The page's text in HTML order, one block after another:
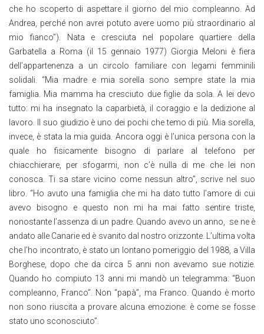
che ho scoperto di aspettare il giorno del mio compleanno. Ad
Andrea, perché non avrei potuto avere uomo più straordinario al
mio fianco”). Nata e cresciuta nel popolare quartiere della
Garbatella a Roma (il 15 gennaio 1977) Giorgia Meloni è fiera
dell’appartenenza a un circolo familiare con legami femminili
solidali. “Mia madre e mia sorella sono sempre state la mia
famiglia. Mia mamma ha cresciuto due figlie da sola. A lei devo
tutto: mi ha insegnato la caparbietà, il coraggio e la dedizione al
lavoro. Il suo giudizio è uno dei pochi che temo di più. Mia sorella,
invece, è stata la mia guida. Ancora oggi è l’unica persona con la
quale ho fisicamente bisogno di parlare al telefono per
chiacchierare, per sfogarmi, non c’è nulla di me che lei non
conosca. Ti sa stare vicino come nessun altro”, scrive nel suo
libro. “Ho avuto una famiglia che mi ha dato tutto l’amore di cui
avevo bisogno e questo non mi ha mai fatto sentire triste,
nonostante l’assenza di un padre. Quando avevo un anno, se ne è
andato alle Canarie ed è svanito dal nostro orizzonte. L’ultima volta
che l’ho incontrato, è stato un lontano pomeriggio del 1988, a Villa
Borghese, dopo che da circa 5 anni non avevamo sue notizie.
Quando ho compiuto 13 anni mi mandò un telegramma: “Buon
compleanno, Franco”. Non “papà”, ma Franco. Quando è morto
non sono riuscita a provare alcuna emozione: è come se fosse
stato uno sconosciuto”.